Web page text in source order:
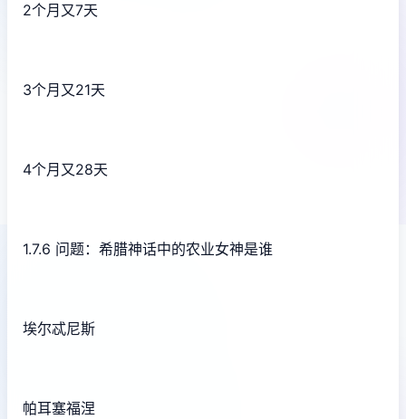
2个月又7天
3个月又21天
4个月又28天
1.7.6 问题：希腊神话中的农业女神是谁
埃尔忒尼斯
帕耳塞福涅